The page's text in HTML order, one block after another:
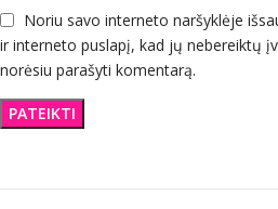
Noriu savo interneto naršyklėje
ir interneto puslapį, kad jų nebereiktų
norėsiu parašyti komentarą.